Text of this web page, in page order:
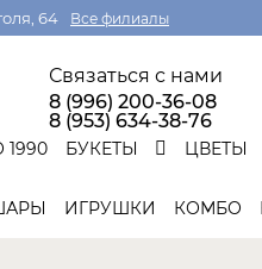
64 Все филиалы
Связаться с нами
8 (996) 200-36-08
8 (953) 634-38-76
1990 БУКЕТЫ ЦВЕТЫ
ИГРУШКИ КОМБО